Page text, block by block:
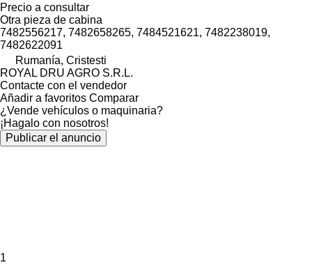
Precio a consultar
Otra pieza de cabina
7482556217, 7482658265, 7484521621, 7482238019,
7482622091
Rumanía, Cristesti
ROYAL DRU AGRO S.R.L.
Contacte con el vendedor
Añadir a favoritos Comparar
¿Vende vehículos o maquinaria?
¡Hagalo con nosotros!
Publicar el anuncio
1